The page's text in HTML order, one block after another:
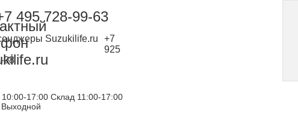
495 728-99-63
+7
925
08
17:00 Склад 11:00-17:00